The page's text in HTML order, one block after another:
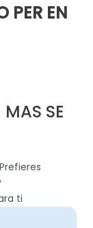
PER EN
MAS SE
ti